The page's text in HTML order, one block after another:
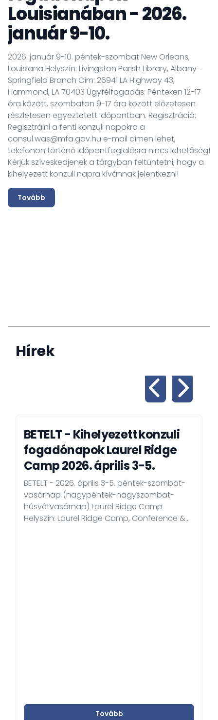
Louisianában - 2026.
január 9-10.
2026. január 9-10. péntek-szombat New Orleans,
Louisiana Helyszín: Livingston Parish Library, Albany-
Springfield Branch Cím: 26941 LA Highway 43,
Hammond, LA 70403 Ügyfélfogadás: Pénteken 12-17
óra között, szombaton 9-17 óra között előzetesen
részletesen egyeztetett időpontban. Regisztráció:
Regisztrálni a fenti konzuli napokra a
consul.was@mfa.gov.hu e-mail címen lehet,
telefonon történő időpontfoglalásra nincs lehetőség!
Kérjük szíveskedjenek a tárgyban feltüntetni, hogy a
kihelyezett konzuli napra kívánnak jelentkezni!
Tovább
Hírek
BETELT - Kihelyezett konzuli
fogadónapok Laurel Ridge
Camp 2026. április 3-5.
BETELT - 2026. április 3-5. péntek-szombat-
vasárnap (nagypéntek-nagyszombat-
húsvétvasárnap) Laurel Ridge Camp
Helyszín: Laurel Ridge Camp, Conference &
Tovább